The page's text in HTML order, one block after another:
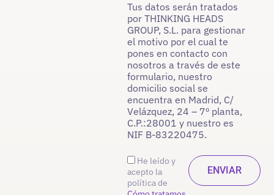
Tus datos serán tratados
por THINKING HEADS
GROUP, S.L. para gestionar
el motivo por el cual te
pones en contacto con
nosotros a través de este
formulario, nuestro
domicilio social se
encuentra en Madrid, C/
Velázquez, 24 – 7º planta,
C.P.:28001 y nuestro es
NIF B-83220475.
He leído y
acepto la
política de